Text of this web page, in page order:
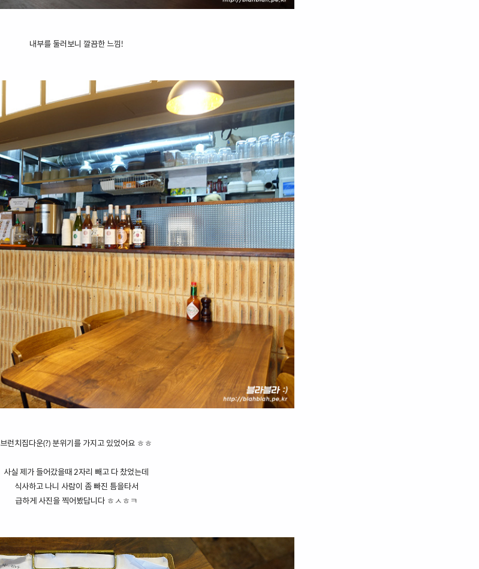
내부를 둘러보니 깔끔한 느낌!
브런치집다운(?) 분위기를 가지고 있었어요 ㅎㅎ
사실 제가 들어갔을때 2자리 빼고 다 찼었는데
식사하고 나니 사람이 좀 빠진 틈을타서
급하게 사진을 찍어봤답니다 ㅎㅅㅎㅋ